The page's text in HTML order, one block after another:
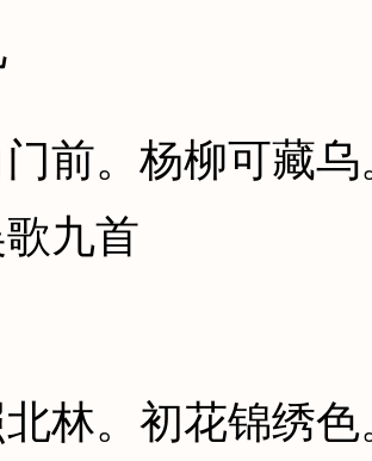
前。杨柳可藏
九首
林。初花锦绣